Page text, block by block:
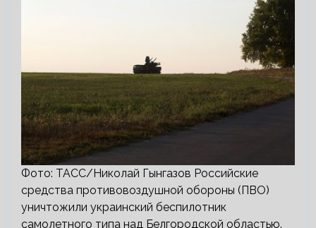
Фото: ТАСС/Николай Гынгазов Российские
средства противовоздушной обороны (ПВО)
уничтожили украинский беспилотник
самолетного типа над Белгородской областью.